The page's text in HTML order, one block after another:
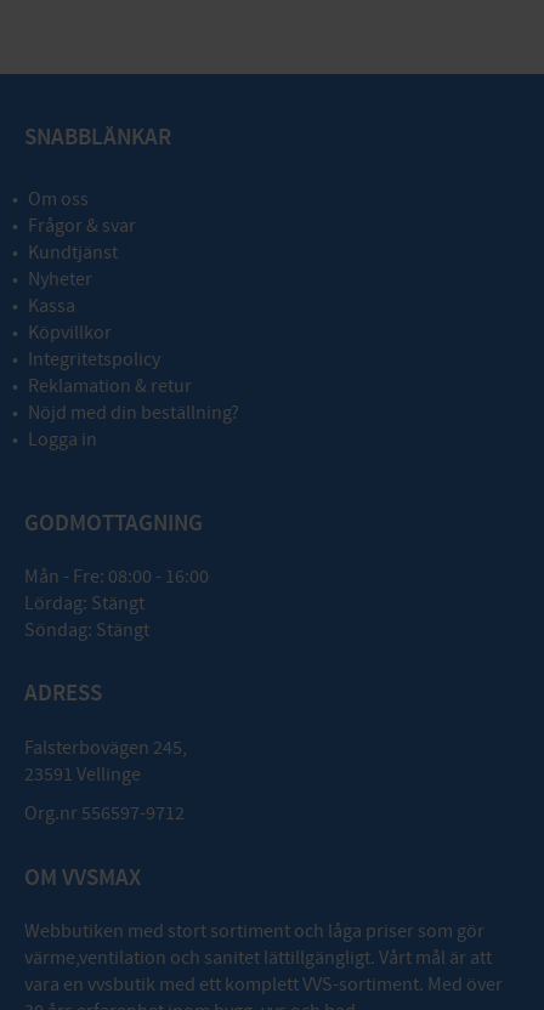
SNABBLÄNKAR
Om oss
Frågor & svar
Kundtjänst
Nyheter
Kassa
Köpvillkor
Integritetspolicy
Reklamation & retur
Nöjd med din beställning?
Logga in
GODMOTTAGNING
Mån - Fre: 08:00 - 16:00
Lördag: Stängt
Söndag: Stängt
ADRESS
Falsterbovägen 245,
23591 Vellinge
Org.nr 556597-9712
OM VVSMAX
Webbutiken med stort sortiment och låga priser som gör
värme,ventilation och sanitet lättillgängligt. Vårt mål är att
vara en vvsbutik med ett komplett VVS-sortiment. Med över